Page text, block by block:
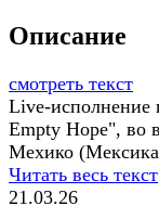
Описание
смотреть текст
Live-исполнение
Empty Hope", во
Мехико
Читать весь текст
21.03.26